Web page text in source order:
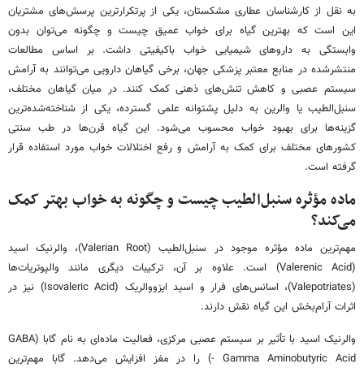
به نقل از کارشناسان عطاری مشکستان، یکی از پرتکرارترین پرسش‌های مشتریان
این است که بهترین گیاه برای خواب عمیق چیست و چگونه می‌توان بدون
وابستگی به داروهای شیمیایی خواب باکیفیتی داشت. بر اساس مطالعات
منتشرشده در منابع معتبر پزشکی جهان، برخی گیاهان دارویی می‌توانند به آرامش
سیستم عصبی و کاهش تنش‌های ذهنی کمک کنند. در میان گیاهان مختلف،
سنبل‌الطیب یا والرین به دلیل پشتوانه علمی گسترده، یکی از شناخته‌شده‌ترین
گزینه‌ها برای بهبود خواب محسوب می‌شود. این گیاه قرن‌ها در طب سنتی
کشورهای مختلف برای کمک به آرامش و رفع اختلالات خواب مورد استفاده قرار
گرفته است.
ماده مؤثره سنبل‌الطیب چیست و چگونه به خواب بهتر کمک
می‌کند؟
مهم‌ترین ماده مؤثره موجود در سنبل‌الطیب (Valerian Root)، والرنیک اسید
(Valerenic Acid) است. علاوه بر آن، ترکیبات دیگری مانند والپوتریات‌ها
(Valepotriates)، اسانس‌های فرار و اسید ایزووالریک (Isovaleric Acid) نیز در
اثرات آرام‌بخش این گیاه نقش دارند.
والرنیک اسید با تأثیر بر سیستم عصبی مرکزی، فعالیت ماده‌ای به نام گابا (GABA
- Gamma Aminobutyric Acid) را در مغز افزایش می‌دهد. گابا مهم‌ترین